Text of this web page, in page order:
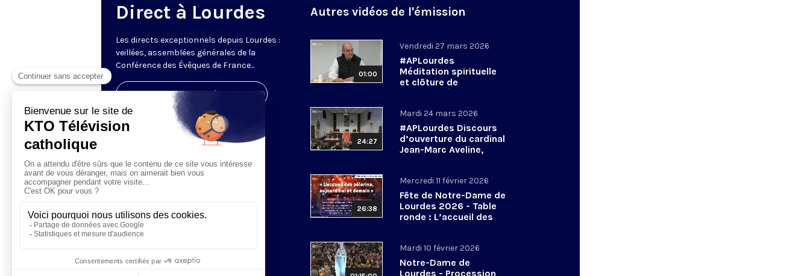
Direct à Lourdes
Les directs exceptionnels depuis Lourdes :
veillées, assemblées générales de la
Conférence des Évêques de France...
Visiter la page de l'émission
Autres vidéos de l'émission
01:00
Vendredi 27 mars 2026
#APLourdes
Méditation spirituelle
et clôture de
l’Assemblée des
mars 2026
24:27
Mardi 24 mars 2026
#APLourdes Discours
d’ouverture du cardinal
Jean-Marc Aveline,
président de la CEF -
26:38
Mercredi 11 février 2026
Fête de Notre-Dame de
Lourdes 2026 - Table
ronde : L’accueil des
pèlerins, aujourd’hui et
Mardi 10 février 2026
Notre-Dame de
Lourdes - Procession